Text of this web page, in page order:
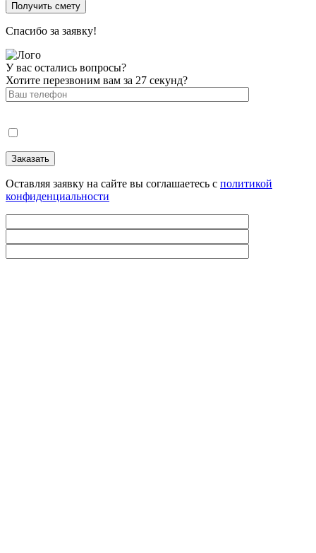
Спасибо за заявку!
У вас остались вопросы?
Хотите перезвоним вам за 27 секунд?
Оставляя заявку на сайте вы соглашаетесь с политикой
конфиденциальности